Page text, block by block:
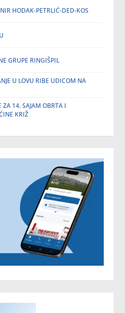
HODAK-PETRLIĆ-DED-KOS
GRUPE RINGIŠPIL
U LOVU RIBE UDICOM NA
ZA 14. SAJAM OBRTA I
KRIŽ